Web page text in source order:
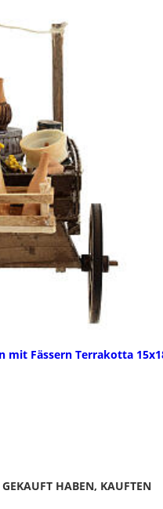
mit Fässern Terrakotta
HABEN, KAUFTEN